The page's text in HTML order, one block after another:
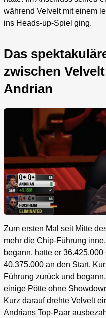
während Velvelt mit einem
ins Heads-up-Spiel ging.
Das
zwischen
Andrian
Zum ersten Mal seit Mitte
mehr die Chip-Führung
begann, hatte er
40.375.000 an den Start.
Führung zurück und
einige Pötte ohne
Kurz darauf drehte Velvelt
Andrians Top-Paar